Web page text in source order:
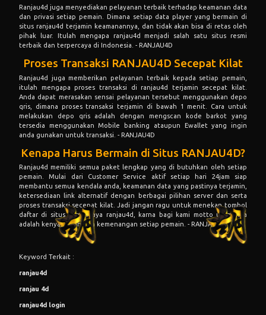
Ranjau4d juga menyediakan pelayanan terbaik terhadap keamanan data
dan privasi setiap pemain. Dimana setiap data player yang bermain di
situs ranjau4d terjamin keamanannya, dan tidak akan bisa di retas oleh
pihak luar. Itulah mengapa ranjau4d menjadi salah satu situs resmi
terbaik dan terpercaya di Indonesia. - RANJAU4D
Proses Transaksi RANJAU4D Secepat Kilat
Ranjau4d juga memberikan pelayanan terbaik kepada setiap pemain,
itulah mengapa proses transaksi di ranjau4d terjamin secepat kilat.
Anda dapat merasakan sensai pelayanan tersebut menggunakan depo
qris, dimana proses transaksi terjamin di bawah 1 menit. Cara untuk
melakukan depo qris adalah dengan mengscan kode barkot yang
tersedia menggunakan Mobile banking ataupun Ewallet yang ingin
anda gunakan untuk transaksi. - RANJAU4D
Kenapa Harus Bermain di Situs RANJAU4D?
Ranjau4d memiliki semua paket lengkap yang di butuhkan oleh setiap
pemain. Mulai dari Customer Service aktif setiap hari 24jam siap
membantu semua kendala anda, keamanan data yang pastinya terjamin,
ketersediaan link alternatif dengan berbagai pilihan server dan serta
proses transaksi secepat kilat. Jadi jangan ragu untuk menekan tombol
daftar di situs terpercaya ranjau4d, karna bagi kami motto utamanya
adalah kenyamanan dan kemenangan setiap pemain. - RANJAU4D
Keyword Terkait :
ranjau4d
ranjau 4d
ranjau4d login